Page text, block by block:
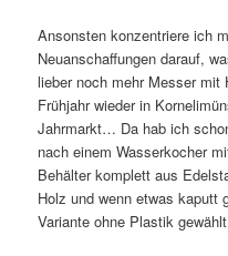
Ansonsten konzentriere ich
Neuanschaffungen darauf,
lieber noch mehr Messer mit
Frühjahr wieder in
Jahrmarkt… Da hab ich
nach einem Wasserkocher
Behälter komplett aus
Holz und wenn etwas kaputt
Variante ohne Plastik